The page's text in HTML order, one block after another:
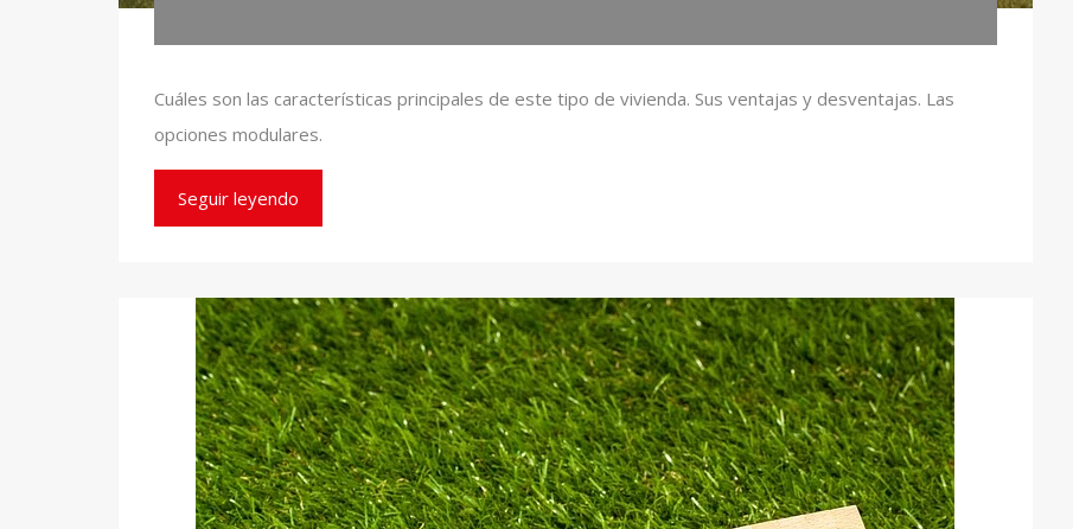
Cuáles son las características principales de este tipo de vivienda. Sus ventajas y desventajas. Las
opciones modulares.
Seguir leyendo